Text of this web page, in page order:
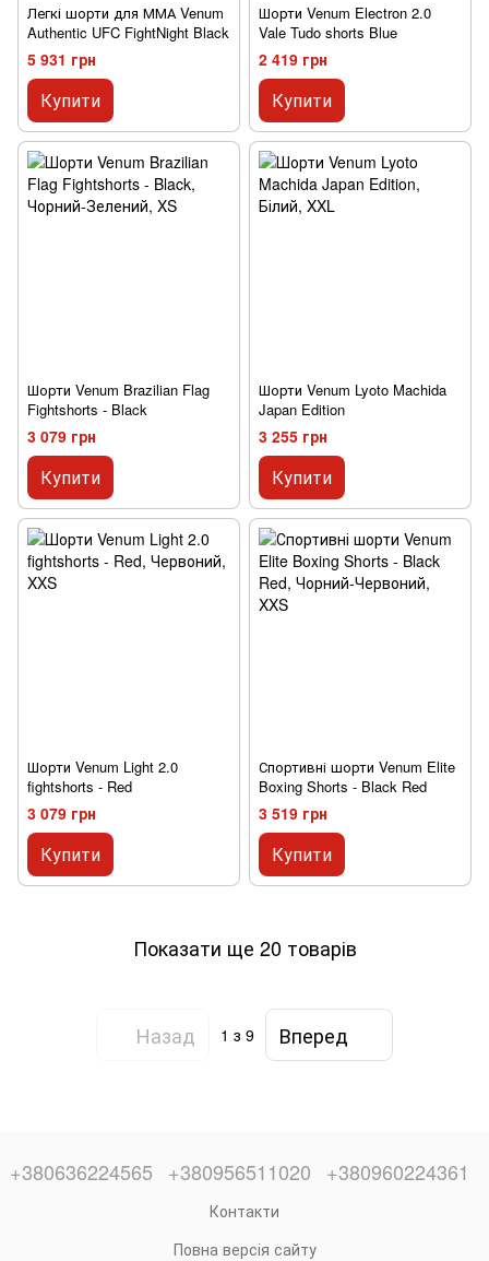
Легкі шорти для ММА Venum
Authentic UFC FightNight Black
5 931 грн
Купити
Шорти Venum Electron 2.0
Vale Tudo shorts Blue
2 419 грн
Купити
Шорти Venum Brazilian Flag
Fightshorts - Black
3 079 грн
Купити
Шорти Venum Lyoto Machida
Japan Edition
3 255 грн
Купити
Шорти Venum Light 2.0
fightshorts - Red
3 079 грн
Купити
Спортивні шорти Venum Elite
Boxing Shorts - Black Red
3 519 грн
Купити
Показати ще 20 товарів
Назад 1 з 9 Вперед
+380636224565 +380956511020 +380960224361
Контакти
Повна версія сайту